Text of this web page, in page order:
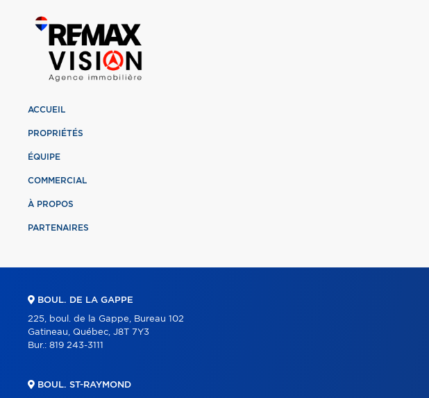
ACCUEIL
PROPRIÉTÉS
ÉQUIPE
COMMERCIAL
À PROPOS
PARTENAIRES
BOUL. DE LA GAPPE
225, boul. de la Gappe, Bureau 102
Gatineau, Québec, J8T 7Y3
Bur.: 819 243-3111
BOUL. ST-RAYMOND